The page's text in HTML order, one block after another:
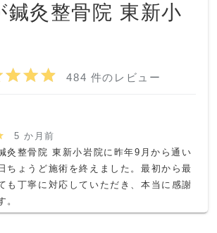
鍼灸整骨院 東新小
484 件のレビュー
5 か月前
灸整骨院 東新小岩院に昨年9月から通い
ちょうど施術を終えました。最初から最
も丁寧に対応していただき、本当に感謝
。